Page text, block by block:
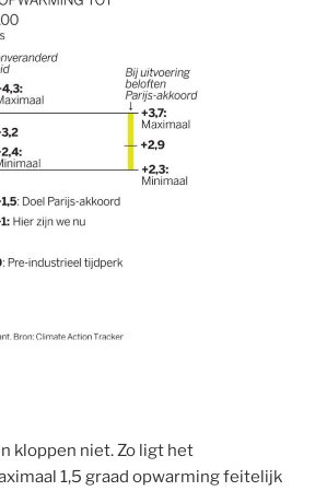
kloppen niet. Zo ligt het
1,5 graad opwarming feitelijk